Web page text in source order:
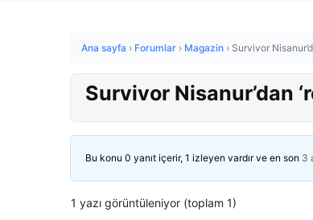
Ana sayfa › Forumlar › Magazin › Survivor
Survivor Nisanur’dan
Bu konu 0 yanıt içerir, 1 izleyen vardır ve en son 3
1 yazı görüntüleniyor (toplam 1)